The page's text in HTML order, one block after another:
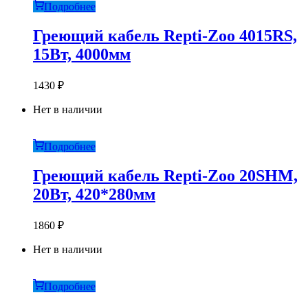
Подробнее
Греющий кабель Repti-Zoo 4015RS,
15Вт, 4000мм
1430 ₽
Нет в наличии
Подробнее
Греющий кабель Repti-Zoo 20SHM,
20Вт, 420*280мм
1860 ₽
Нет в наличии
Подробнее